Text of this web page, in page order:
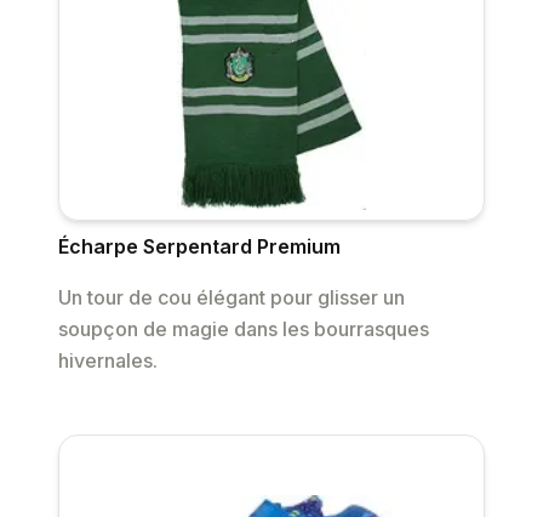
Écharpe Serpentard Premium
Un tour de cou élégant pour glisser un
soupçon de magie dans les bourrasques
hivernales.